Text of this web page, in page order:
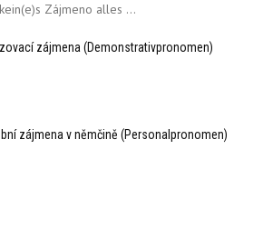
Zájmeno alles ...
zájmena (Demonstrativpronomen)
zájmena v němčině (Personalpronomen)